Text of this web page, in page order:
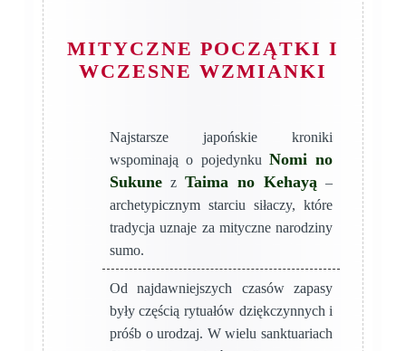
MITYCZNE POCZĄTKI I
WCZESNE WZMIANKI
Najstarsze japońskie kroniki
wspominają o pojedynku Nomi no
Sukunez Taima no Kehayą –
archetypicznym starciu siłaczy, które
tradycja uznaje za mityczne narodziny
sumo.
Od najdawniejszych czasów zapasy
były częścią rytuałów dziękczynnych i
próśb o urodzaj. W wielu sanktuariach